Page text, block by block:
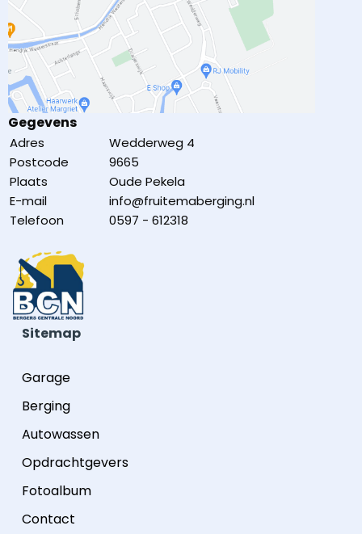
Gegevens
Adres
Wedderweg 4
Postcode
9665
Plaats
Oude Pekela
E-mail
info@fruitemaberging.nl
Telefoon
0597 - 612318
Sitemap
Garage
Berging
Autowassen
Opdrachtgevers
Fotoalbum
Contact